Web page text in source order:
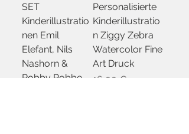
SET
Kinderillustratio
nen Emil
Elefant, Nils
Nashorn &
Robby Robbe
Personalisierte
Kinderillustratio
n Ziggy Zebra
Watercolor Fine
Art Druck
Preis
16,00 €